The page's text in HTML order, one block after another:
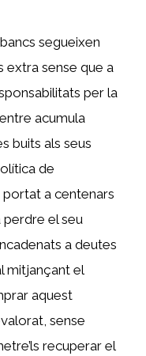
segueixen
extra sense que a
per la
acumula
buits als seus
de
portat a centenars
el seu
a deutes
mitjançant el
aquest
sense
recuperar el